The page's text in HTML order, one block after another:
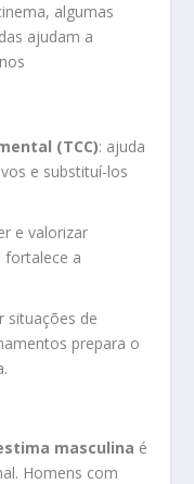
algumas
ajudam a
(TCC): ajuda
e substituí-los
e valorizar
fortalece a
situações de
prepara o
masculina é
Homens com